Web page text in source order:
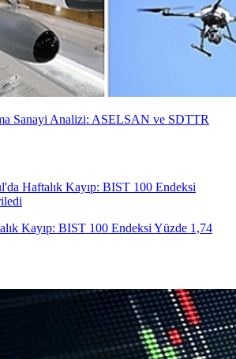
Sanayi Analizi: ASELSAN ve SDTTR
Kayıp: BIST 100 Endeksi Yüzde 1,74